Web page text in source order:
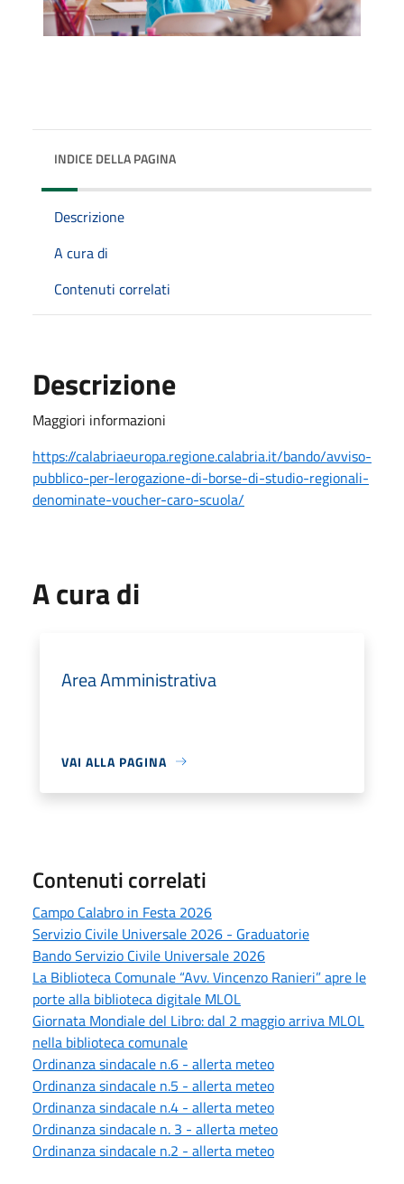
INDICE DELLA PAGINA
Descrizione
A cura di
Contenuti correlati
Descrizione
Maggiori informazioni
https://calabriaeuropa.regione.calabria.it/bando/avviso-
pubblico-per-lerogazione-di-borse-di-studio-regionali-
denominate-voucher-caro-scuola/
A cura di
Area Amministrativa
VAI ALLA PAGINA
Contenuti correlati
Campo Calabro in Festa 2026
Servizio Civile Universale 2026 - Graduatorie
Bando Servizio Civile Universale 2026
La Biblioteca Comunale “Avv. Vincenzo Ranieri” apre le
porte alla biblioteca digitale MLOL
Giornata Mondiale del Libro: dal 2 maggio arriva MLOL
nella biblioteca comunale
Ordinanza sindacale n.6 - allerta meteo
Ordinanza sindacale n.5 - allerta meteo
Ordinanza sindacale n.4 - allerta meteo
Ordinanza sindacale n. 3 - allerta meteo
Ordinanza sindacale n.2 - allerta meteo